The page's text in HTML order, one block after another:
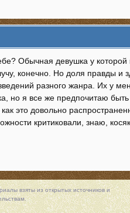
Обычная девушка у которой
конечно. Но доля правды и
разного жанра. Их у
но я все же предпочитаю
это довольно
критиковали, знаю,
взяты из открытых источников и